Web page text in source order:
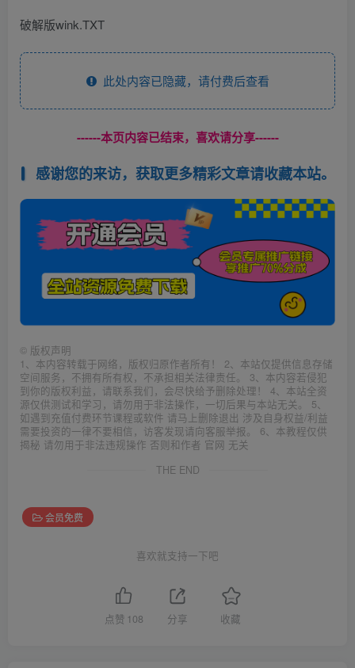
破解版wink.TXT
此处内容已隐藏，请付费后查看
------本页内容已结束，喜欢请分享------
感谢您的来访，获取更多精彩文章请收藏本站。
© 版权声明
1、本内容转载于网络，版权归原作者所有！ 2、本站仅提供信息存储
空间服务，不拥有所有权，不承担相关法律责任。 3、本内容若侵犯
到你的版权利益，请联系我们，会尽快给予删除处理！ 4、本站全资
源仅供测试和学习，请勿用于非法操作，一切后果与本站无关。 5、
如遇到充值付费环节课程或软件 请马上删除退出 涉及自身权益/利益
需要投资的一律不要相信，访客发现请向客服举报。 6、本教程仅供
揭秘 请勿用于非法违规操作 否则和作者 官网 无关
THE END
会员免费
喜欢就支持一下吧
点赞 108 分享 收藏